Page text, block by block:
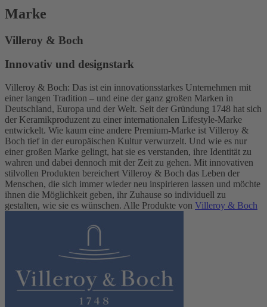
Marke
Villeroy & Boch
Innovativ und designstark
Villeroy & Boch: Das ist ein innovationsstarkes Unternehmen mit
einer langen Tradition – und eine der ganz großen Marken in
Deutschland, Europa und der Welt. Seit der Gründung 1748 hat sich
der Keramikproduzent zu einer internationalen Lifestyle-Marke
entwickelt. Wie kaum eine andere Premium-Marke ist Villeroy &
Boch tief in der europäischen Kultur verwurzelt. Und wie es nur
einer großen Marke gelingt, hat sie es verstanden, ihre Identität zu
wahren und dabei dennoch mit der Zeit zu gehen. Mit innovativen
stilvollen Produkten bereichert Villeroy & Boch das Leben der
Menschen, die sich immer wieder neu inspirieren lassen und möchte
ihnen die Möglichkeit geben, ihr Zuhause so individuell zu
gestalten, wie sie es wünschen. Alle Produkte von Villeroy & Boch